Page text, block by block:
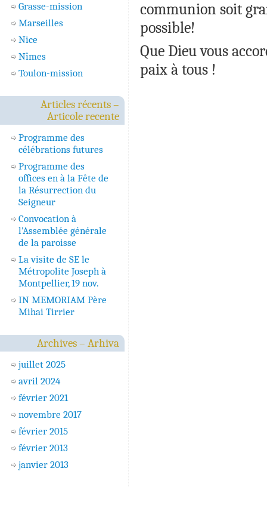
communion soit
possible!
Que Dieu vous
paix à tous !
Grasse-mission
Marseilles
Nice
Nîmes
Toulon-mission
Articles récents –
Articole recente
Programme des
célébrations futures
Programme des
offices en à la Fête de
la Résurrection du
Seigneur
Convocation à
l’Assemblée générale
de la paroisse
La visite de SE le
Métropolite Joseph à
Montpellier, 19 nov.
IN MEMORIAM Père
Mihai Tirrier
Archives – Arhiva
juillet 2025
avril 2024
février 2021
novembre 2017
février 2015
février 2013
janvier 2013